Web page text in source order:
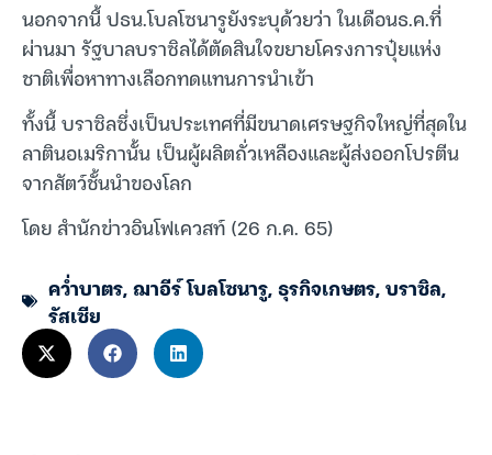
นอกจากนี้ ปธน.โบลโซนารูยังระบุด้วยว่า ในเดือนธ.ค.ที่
ผ่านมา รัฐบาลบราซิลได้ตัดสินใจขยายโครงการปุ๋ยแห่ง
ชาติเพื่อหาทางเลือกทดแทนการนำเข้า
ทั้งนี้ บราซิลซึ่งเป็นประเทศที่มีขนาดเศรษฐกิจใหญ่ที่สุดใน
ลาตินอเมริกานั้น เป็นผู้ผลิตถั่วเหลืองและผู้ส่งออกโปรตีน
จากสัตว์ชั้นนำของโลก
โดย สำนักข่าวอินโฟเควสท์ (26 ก.ค. 65)
คว่ำบาตร,ฌาอีร์ โบลโซนารู,ธุรกิจเกษตร,บราซิล,
รัสเซีย